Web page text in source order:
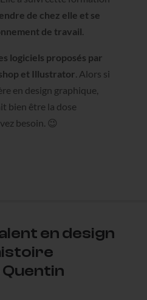
de chez elle et se
de travail.
logiciels proposés par
et Illustrator. Alors si
en design graphique,
bien être la dose
besoin. 😉
en design